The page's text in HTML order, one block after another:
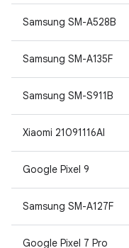
Samsung SM-A528B
Samsung SM-A135F
Samsung SM-S911B
Xiaomi 21091116AI
Google Pixel 9
Samsung SM-A127F
Google Pixel 7 Pro